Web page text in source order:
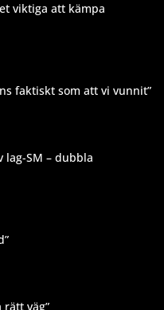
viktiga att kämpa
faktiskt som att vi vunnit”
lag-SM – dubbla
rätt väg”